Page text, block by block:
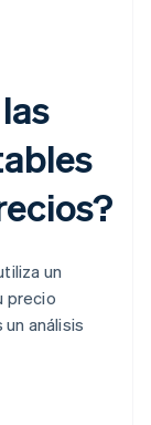
un
precio
análisis